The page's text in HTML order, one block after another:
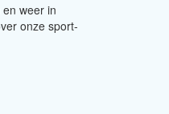
weer in
onze sport-